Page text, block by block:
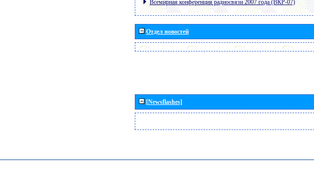
Всемирная конференция радиосвязи 2007 года (ВКР-07)
Отдел новостей
[Newsflashes]